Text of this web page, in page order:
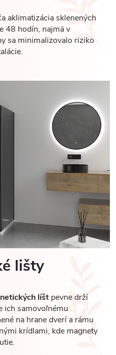
aklimatizácia sklenených
48 hodín, najmä v
sa minimalizovalo riziko
lišty
líšt pevne drží
ich samovoľnému
na hrane dverí a rámu
krídlami, kde magnety